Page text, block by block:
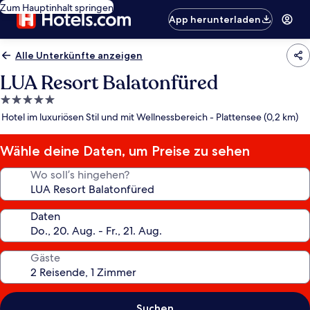
Zum Hauptinhalt springen
App herunterladen
Alle Unterkünfte anzeigen
LUA Resort Balatonfüred
5.0-
Sterne-
Hotel im luxuriösen Stil und mit Wellnessbereich - Plattensee (0,2 km)
Wähle deine Daten, um Preise zu sehen
Wo soll’s hingehen?
Daten
Gäste